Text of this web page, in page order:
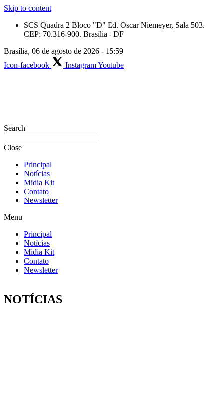
Skip to content
SCS Quadra 2 Bloco "D" Ed. Oscar Niemeyer, Sala 503.
CEP: 70.316-900. Brasília - DF
Brasília, 06 de agosto de 2026 - 15:59
Icon-facebook
InstagramYoutube
Search
Close
Principal
Notícias
Midia Kit
Contato
Newsletter
Menu
Principal
Notícias
Midia Kit
Contato
Newsletter
NOTÍCIAS